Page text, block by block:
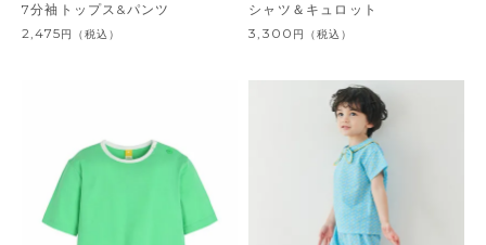
7分袖トップス&パンツ
2,475円 （税込）
シャツ＆キュロット
3,300 円 （税込）